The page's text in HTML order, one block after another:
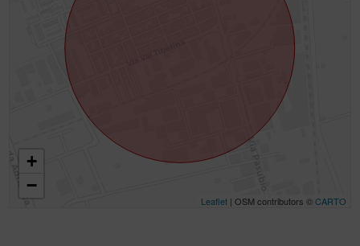
+
−
Leaflet| OSM contributors ©CARTO